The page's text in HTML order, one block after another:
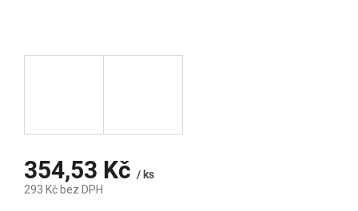
354,53 Kč / ks
293 Kč bez DPH